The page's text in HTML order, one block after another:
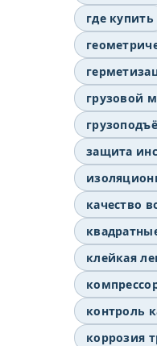
где купить
грузовой
защита
качество
клейкая
контроль
коррозия